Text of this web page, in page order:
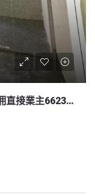
【工廈出租: 大圍安豪工業大廈】免佣直接業主66232389